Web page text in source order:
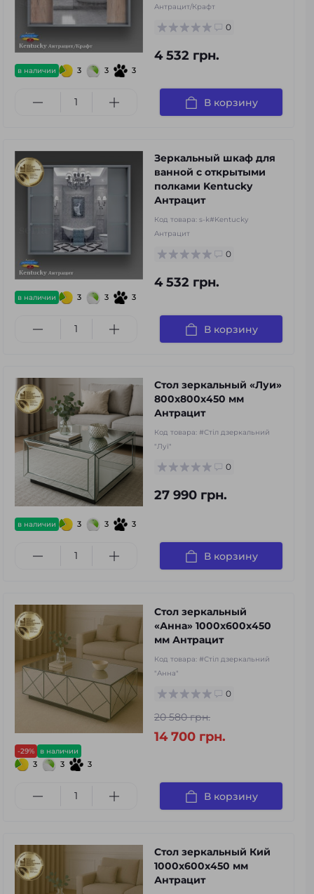
в наличии 3 3 3
Антрацит/Крафт
0
4 532 грн.
В корзину
в наличии 3 3 3
Зеркальный шкаф для
ванной с открытыми
полками Kentucky
Антрацит
Код товара: s-k#Kentucky
Антрацит
0
4 532 грн.
В корзину
в наличии 3 3 3
Стол зеркальный «Луи»
800х800х450 мм
Антрацит
Код товара: #Стіл дзеркальний
"Луї"
0
27 990 грн.
В корзину
-29% в наличии
3 3 3
Стол зеркальный
«Анна» 1000х600х450
мм Антрацит
Код товара: #Стіл дзеркальний
"Анна"
0
20 580 грн.
14 700 грн.
В корзину
Стол зеркальный Кий
1000х600х450 мм
Антрацит